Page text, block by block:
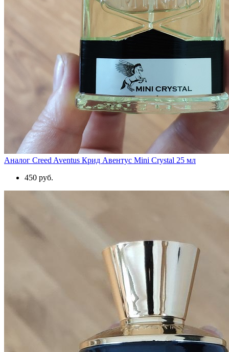
Аналог Creed Aventus Крид Авентус Mini Crystal 25 мл
450 руб.